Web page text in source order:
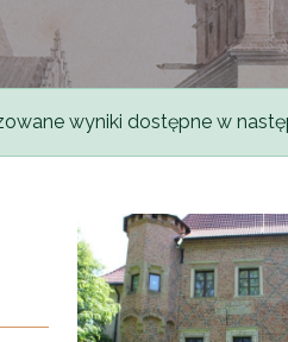
wyniki dostępne w